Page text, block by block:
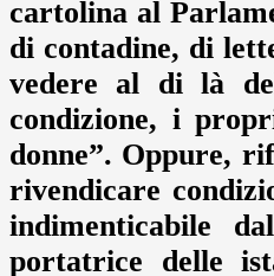
cartolina al
di contadine, di
vedere al di là
condizione, i
donne”. Oppure,
rivendicare
indimenticabile
portatrice delle